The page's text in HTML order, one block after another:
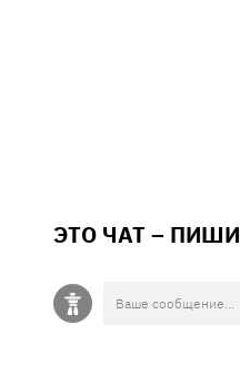
ЭТО ЧАТ –